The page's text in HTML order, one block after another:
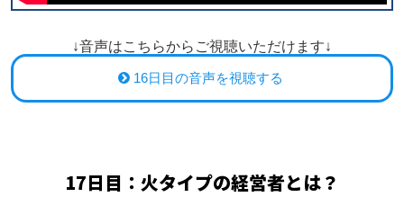
↓音声はこちらからご視聴いただけます↓
16日目の音声を視聴する
17日目：火タイプの経営者とは？